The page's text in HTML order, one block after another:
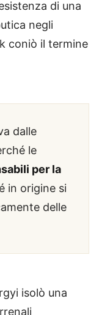
di una
negli
coniò il termine
dalle
le
per la
in origine si
delle
isolò una